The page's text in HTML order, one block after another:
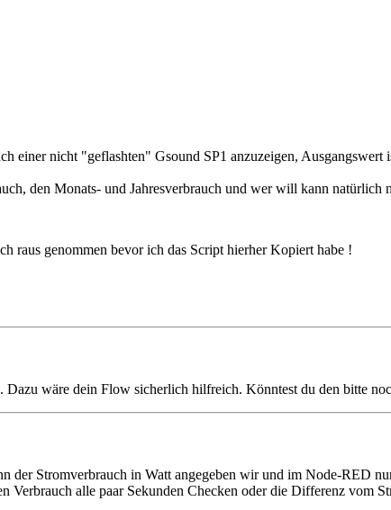
einer nicht "geflashten" Gsound SP1 anzuzeigen,
den Monats- und Jahresverbrauch und wer will kann natürlich
raus genommen bevor ich das Script hierher Kopiert habe !
wäre dein Flow sicherlich hilfreich. Könntest du den bitte
der Stromverbrauch in Watt angegeben wir und im Node-RED
Verbrauch alle paar Sekunden Checken oder die Differenz vom